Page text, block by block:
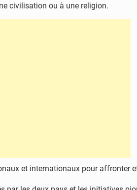
civilisation ou à une religion.
et internationaux pour affronter